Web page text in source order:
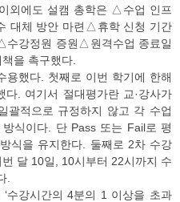
외에도 설캠 총학은 △수업 인프
대체 방안 마련△휴학 신청 기간
수강정원 증원△원격수업 종료일
을 촉구했다.
용했다. 첫째로 이번 학기에 한해
다. 여기서 절대평가란 교·강사가
괄적으로 규정하지 않고 각 수업
식이다. 단 Pass 또는 Fail로 평
식을 유지한다. 둘째로 2차 수강
달 10일, 10시부터 22시까지 수
.
수강시간의 4분의 1 이상을 초과